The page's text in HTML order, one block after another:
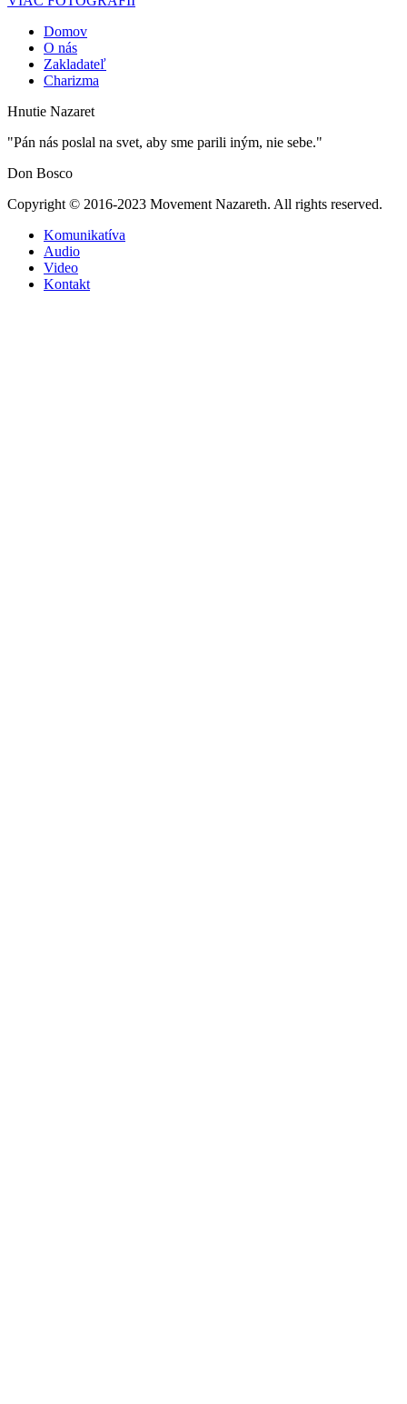
Domov
O nás
Zakladateľ
Charizma
Hnutie Nazaret
"Pán nás poslal na svet, aby sme parili iným, nie sebe."
Don Bosco
Copyright © 2016-2023 Movement Nazareth. All rights reserved.
Komunikatíva
Audio
Video
Kontakt